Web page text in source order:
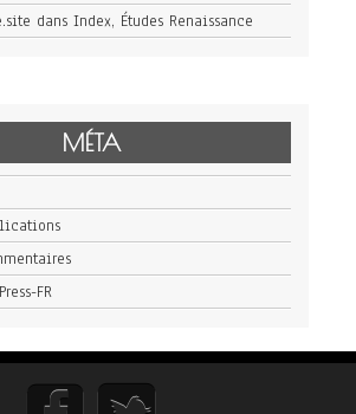
dans Index, Études Renaissance
MÉTA
FR